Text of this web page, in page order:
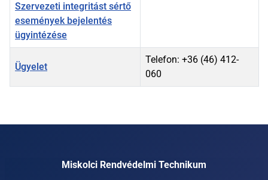
Szervezeti integritást sértő
események bejelentés
ügyintézése
Ügyelet
Telefon: +36 (46) 412-
060
Miskolci Rendvédelmi Technikum